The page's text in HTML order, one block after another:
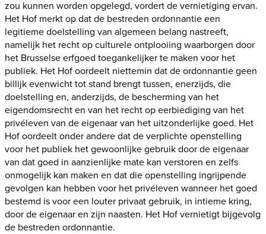
zou kunnen worden opgelegd, vordert de vernietiging ervan.
Het Hof merkt op dat de bestreden ordonnantie een
legitieme doelstelling van algemeen belang nastreeft,
namelijk het recht op culturele ontplooiing waarborgen door
het Brusselse erfgoed toegankelijker te maken voor het
publiek. Het Hof oordeelt niettemin dat de ordonnantie geen
billijk evenwicht tot stand brengt tussen, enerzijds, die
doelstelling en, anderzijds, de bescherming van het
eigendomsrecht en van het recht op eerbiediging van het
privéleven van de eigenaar van het uitzonderlijke goed. Het
Hof oordeelt onder andere dat de verplichte openstelling
voor het publiek het gewoonlijke gebruik door de eigenaar
van dat goed in aanzienlijke mate kan verstoren en zelfs
onmogelijk kan maken en dat die openstelling ingrijpende
gevolgen kan hebben voor het privéleven wanneer het goed
bestemd is voor een louter privaat gebruik, in intieme kring,
door de eigenaar en zijn naasten. Het Hof vernietigt bijgevolg
de bestreden ordonnantie.